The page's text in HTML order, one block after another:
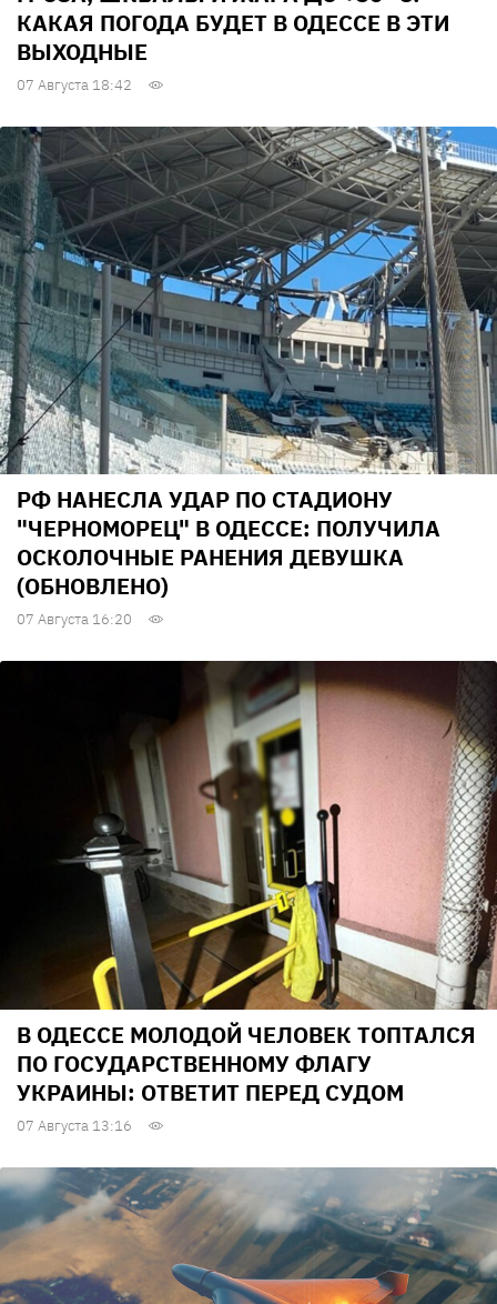
КАКАЯ ПОГОДА БУДЕТ В ОДЕССЕ В ЭТИ
ВЫХОДНЫЕ
07 Августа 18:42
РФ НАНЕСЛА УДАР ПО СТАДИОНУ
"ЧЕРНОМОРЕЦ" В ОДЕССЕ: ПОЛУЧИЛА
ОСКОЛОЧНЫЕ РАНЕНИЯ ДЕВУШКА
(ОБНОВЛЕНО)
07 Августа 16:20
В ОДЕССЕ МОЛОДОЙ ЧЕЛОВЕК ТОПТАЛСЯ
ПО ГОСУДАРСТВЕННОМУ ФЛАГУ
УКРАИНЫ: ОТВЕТИТ ПЕРЕД СУДОМ
07 Августа 13:16